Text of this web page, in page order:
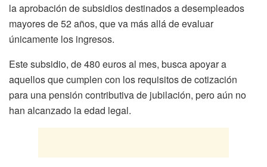
la aprobación de subsidios destinados a desempleados
mayores de 52 años, que va más allá de evaluar
únicamente los ingresos.
Este subsidio, de 480 euros al mes, busca apoyar a
aquellos que cumplen con los requisitos de cotización
para una pensión contributiva de jubilación, pero aún no
han alcanzado la edad legal.